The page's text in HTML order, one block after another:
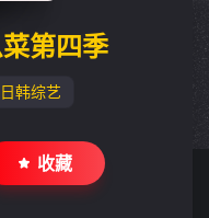
第四季
日韩综艺
收藏